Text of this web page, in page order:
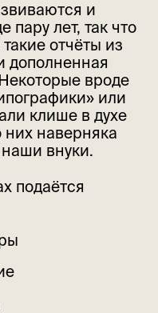
и
пару лет, так что
отчёты из
дополненная
вроде
или
клише в духе
них наверняка
наши внуки.
подаётся